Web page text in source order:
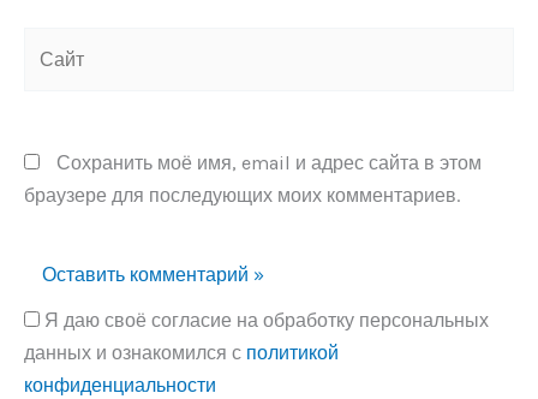
Сохранить моё имя, email и адрес сайта в этом
браузере для последующих моих комментариев.
Я даю своё согласие на обработку персональных
данных и ознакомился с политикой
конфиденциальности